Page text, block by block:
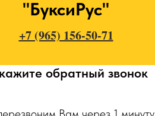
"БуксиРус"
+7 (965) 156-50-71
обратный звонок